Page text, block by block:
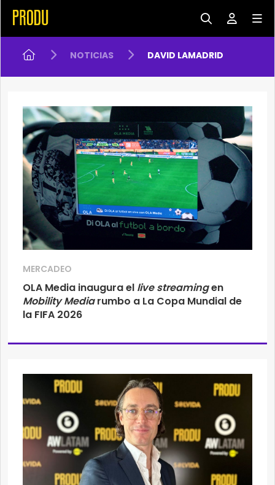
NOTICIAS DAVID LAMADRID
MERCADEO
OLA Media inaugura el live streamingen
Mobility Mediarumbo a La Copa Mundial de
la FIFA 2026